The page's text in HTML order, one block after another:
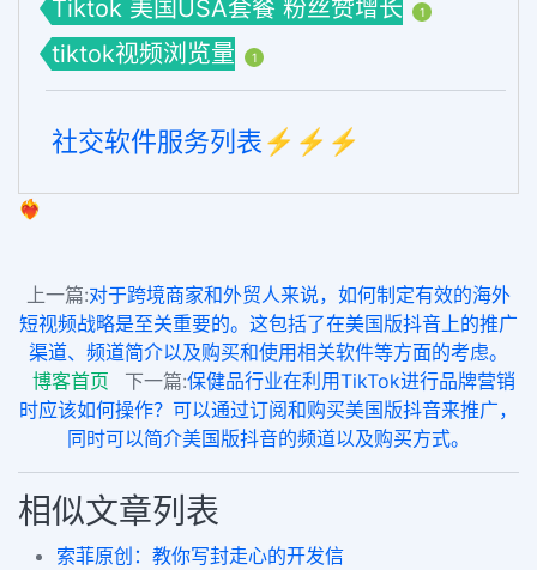
Tiktok 美国USA套餐 粉丝赞增长 1
tiktok视频浏览量 1
社交软件服务列表⚡️⚡️⚡️
❤️‍🔥
上一篇:对于跨境商家和外贸人来说，如何制定有效的海外
短视频战略是至关重要的。这包括了在美国版抖音上的推广
渠道、频道简介以及购买和使用相关软件等方面的考虑。
博客首页
下一篇:保健品行业在利用TikTok进行品牌营销
时应该如何操作？可以通过订阅和购买美国版抖音来推广，
同时可以简介美国版抖音的频道以及购买方式。
相似文章列表
索菲原创：教你写封走心的开发信